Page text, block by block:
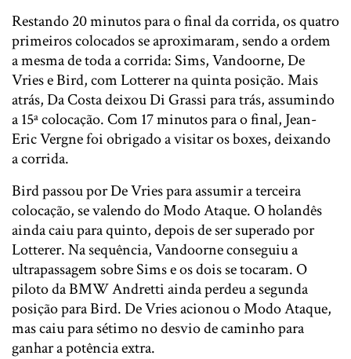
Restando 20 minutos para o final da corrida, os quatro
primeiros colocados se aproximaram, sendo a ordem
a mesma de toda a corrida: Sims, Vandoorne, De
Vries e Bird, com Lotterer na quinta posição. Mais
atrás, Da Costa deixou Di Grassi para trás, assumindo
a 15ª colocação. Com 17 minutos para o final, Jean-
Eric Vergne foi obrigado a visitar os boxes, deixando
a corrida.
Bird passou por De Vries para assumir a terceira
colocação, se valendo do Modo Ataque. O holandês
ainda caiu para quinto, depois de ser superado por
Lotterer. Na sequência, Vandoorne conseguiu a
ultrapassagem sobre Sims e os dois se tocaram. O
piloto da BMW Andretti ainda perdeu a segunda
posição para Bird. De Vries acionou o Modo Ataque,
mas caiu para sétimo no desvio de caminho para
ganhar a potência extra.